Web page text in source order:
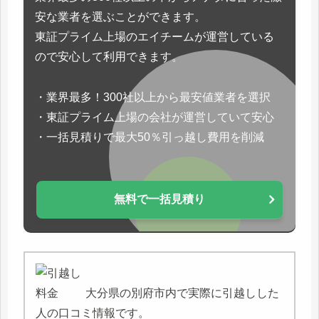
安な業者を選ぶことができます。
東証プライム上場のエイチームが運営している
ので安心して利用できます。
・業界最多！300社以上から最安値業者を選択
・東証プライム上場の会社が運営していて安心
・一括見積りで最大50％引っ越し費用を削減
無料で一括見積り
大分県の別府市内で実際に引越しした
人の口コミ情報です。